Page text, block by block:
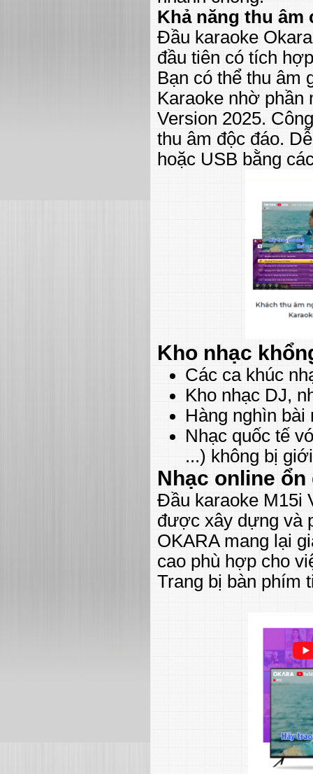
Khả năng thu
Đầu karaoke
đầu tiên có tích
Bạn có thể thu âm
Karaoke nhờ
Version 2025.
thu âm độc đáo.
hoặc USB bằng
Kho nhạc
Các ca khúc
Kho nhạc DJ,
Hàng nghìn bài
Nhạc quốc tế
...) không bị
Nhạc online ổn
Đầu karaoke M15i
được xây dựng và
OKARA mang lại
cao phù hợp cho
Trang bị bàn phím